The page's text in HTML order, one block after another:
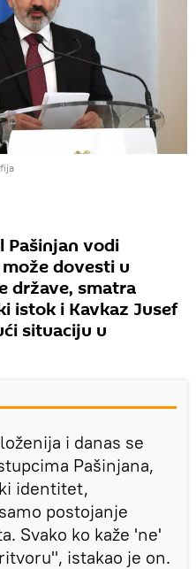
Pašinjan vodi
dovesti u
države, smatra
istok i Kavkaz Jusef
situaciju u
i danas se
Pašinjana,
identitet,
postojanje
Svako ko kaže 'ne'
istakao je on.